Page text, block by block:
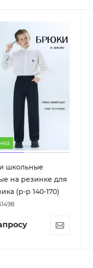
школьные
на резинке для
(р-р 140-170)